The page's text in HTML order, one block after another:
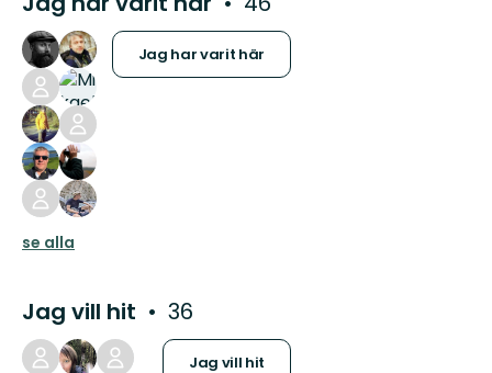
Jag har varit här
se alla
Jag vill hit 36
Jag vill hit